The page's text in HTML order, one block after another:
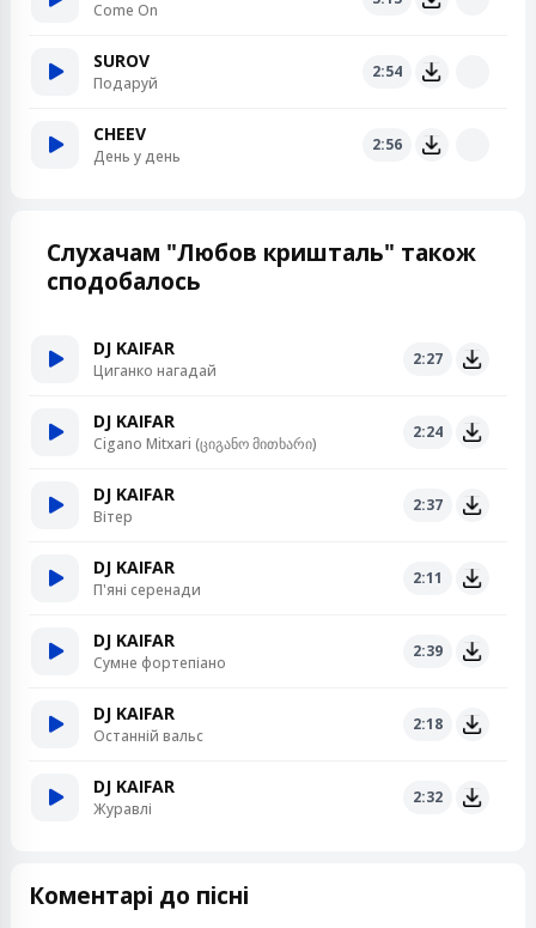
Come On
SUROV
Подаруй
2:54
CHEEV
День у день
2:56
Слухачам "Любов кришталь" також
сподобалось
DJ KAIFAR
Циганко нагадай
2:27
DJ KAIFAR
Cigano Mitxari (ციგანო მითხარი)
2:24
DJ KAIFAR
Вітер
2:37
DJ KAIFAR
П'яні серенади
2:11
DJ KAIFAR
Сумне фортепіано
2:39
DJ KAIFAR
Останній вальс
2:18
DJ KAIFAR
Журавлі
2:32
Коментарі до пісні